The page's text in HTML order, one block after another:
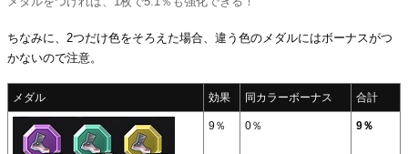
ちなみに、2つだけ色をそろえた場合、違う色のメダルにはボーナスがつ
かないので注意。
メダル 効果 同カラーボーナス 合計
9％ 0％ 9％